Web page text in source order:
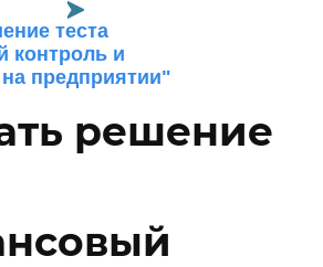
теста
контроль и
предприятии"
решение